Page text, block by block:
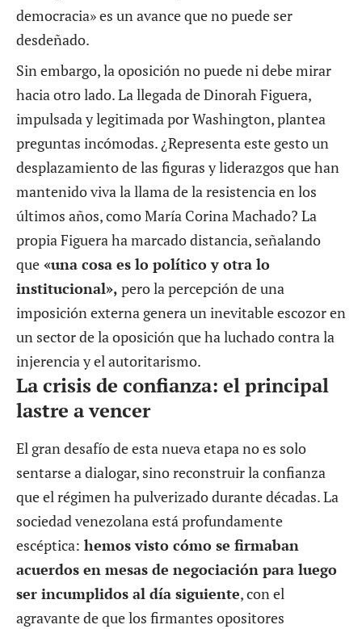
democracia» es un avance que no puede ser
desdeñado.
Sin embargo, la oposición no puede ni debe mirar
hacia otro lado. La llegada de Dinorah Figuera,
impulsada y legitimada por Washington, plantea
preguntas incómodas. ¿Representa este gesto un
desplazamiento de las figuras y liderazgos que han
mantenido viva la llama de la resistencia en los
últimos años, como María Corina Machado? La
propia Figuera ha marcado distancia, señalando
que «una cosa es lo político y otra lo
institucional», pero la percepción de una
imposición externa genera un inevitable escozor en
un sector de la oposición que ha luchado contra la
injerencia y el autoritarismo.
La crisis de confianza: el principal
lastre a vencer
El gran desafío de esta nueva etapa no es solo
sentarse a dialogar, sino reconstruir la confianza
que el régimen ha pulverizado durante décadas. La
sociedad venezolana está profundamente
escéptica: hemos visto cómo se firmaban
acuerdos en mesas de negociación para luego
ser incumplidos al día siguiente, con el
agravante de que los firmantes opositores